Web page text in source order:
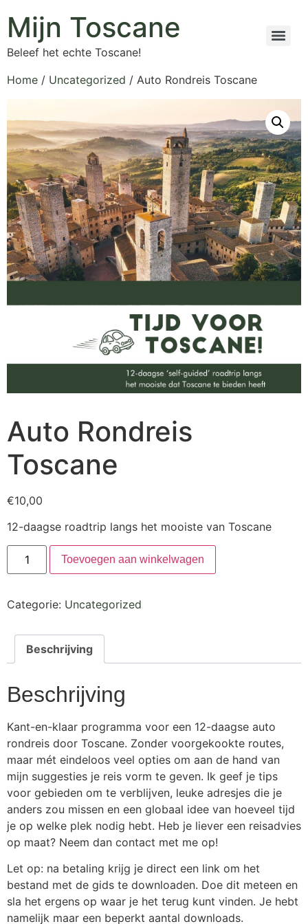
Mijn Toscane
Beleef het echte Toscane!
Home / Uncategorized / Auto Rondreis Toscane
Auto Rondreis
Toscane
€10,00
12-daagse roadtrip langs het mooiste van Toscane
Toevoegen aan winkelwagen
Categorie: Uncategorized
Beschrijving
Beschrijving
Kant-en-klaar programma voor een 12-daagse auto
rondreis door Toscane. Zonder voorgekookte routes,
maar mét eindeloos veel opties om aan de hand van
mijn suggesties je reis vorm te geven. Ik geef je tips
voor gebieden om te verblijven, leuke adresjes die je
anders zou missen en een globaal idee van hoeveel tijd
je op welke plek nodig hebt. Heb je liever een reisadvies
op maat? Neem dan contact met me op!
Let op: na betaling krijg je direct een link om het
bestand met de gids te downloaden. Doe dit meteen en
sla het ergens op waar je het terug kunt vinden. Je hebt
namelijk maar een beperkt aantal downloads.